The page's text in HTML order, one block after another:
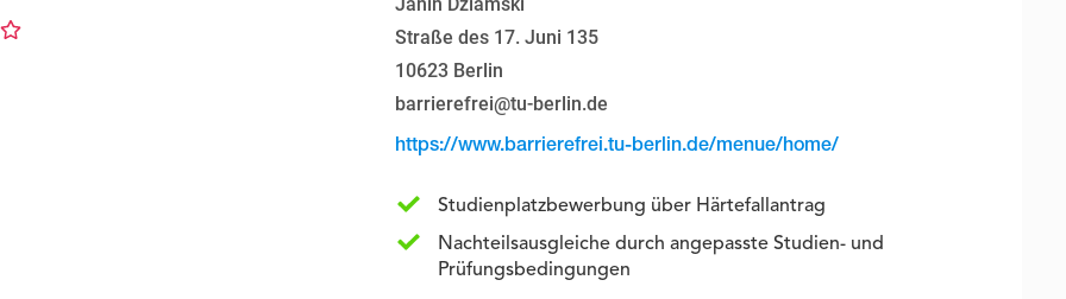
Straße des 17. Juni 135
10623 Berlin
barrierefrei@tu-berlin.de
https://www.barrierefrei.tu-berlin.de/menue/home/
Studienplatzbewerbung über Härtefallantrag
Nachteilsausgleiche durch angepasste Studien- und
Prüfungsbedingungen